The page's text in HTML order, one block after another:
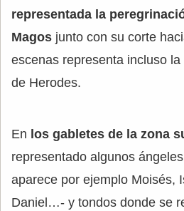
representada la
Magos junto con su corte
escenas representa incluso
de Herodes.
En los gabletes de la zona
representado algunos
aparece por ejemplo Moisés,
Daniel…- y tondos donde se